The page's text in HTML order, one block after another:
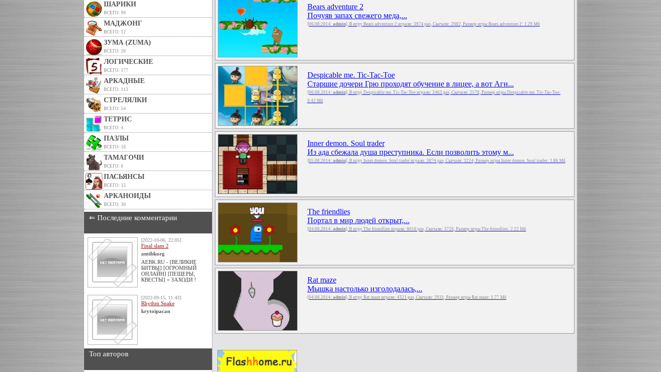
ШАРИКИ
ВСЕГО: 99
МАДЖОНГ
ВСЕГО: 12
ЗУМА (ZUMA)
ВСЕГО: 20
ЛОГИЧЕСКИЕ
ВСЕГО: 177
АРКАДНЫЕ
ВСЕГО: 113
СТРЕЛЯЛКИ
ВСЕГО: 54
ТЕТРИС
ВСЕГО: 4
ПАЗЛЫ
ВСЕГО: 18
ТАМАГОЧИ
ВСЕГО: 6
ПАСЬЯНСЫ
ВСЕГО: 15
АРКАНОИДЫ
ВСЕГО: 30
⇐ Последние комментарии
[2022-10-06, 22:05]
Final slam 2
antibkorg
AEBK.RU - [ВЕЛИКИЕ
БИТВЫ] [ОГРОМНЫЙ
ОНЛАЙН] [ПЕЩЕРЫ,
КВЕСТЫ] = ЗАХОДИ !
[2022-09-15, 11:43]
Rhythm Snake
krytoipacan
Топ авторов
Bears adventure 2
Почуяв запах свежего меда,...
[06.08.2014: admin], В игру Bears adventure 2 играли: 3974 раз, Скачали: 2982, Размер игры Bears adventure 2: 1.29 Мб
Despicable me. Tic-Tac-Toe
Старшие дочери Грю проходят обучение в лицее, а вот Агн...
[06.08.2014: admin], В игру Despicable me. Tic-Tac-Toe играли: 3463 раз, Скачали: 2578, Размер игры Despicable me. Tic-Tac-Toe:
0.42 Мб
Inner demon. Soul trader
Из ада сбежала душа преступника. Если позволить этому м...
[05.08.2014: admin], В игру Inner demon. Soul trader играли: 3874 раз, Скачали: 3224, Размер игры Inner demon. Soul trader: 1.86 Мб
The friendlies
Портал в мир людей открыт,...
[04.08.2014: admin], В игру The friendlies играли: 8016 раз, Скачали: 3726, Размер игры The friendlies: 2.22 Мб
Rat maze
Мышка настолько изголодалась,...
[04.08.2014: admin], В игру Rat maze играли: 4321 раз, Скачали: 2931, Размер игры Rat maze: 1.77 Мб